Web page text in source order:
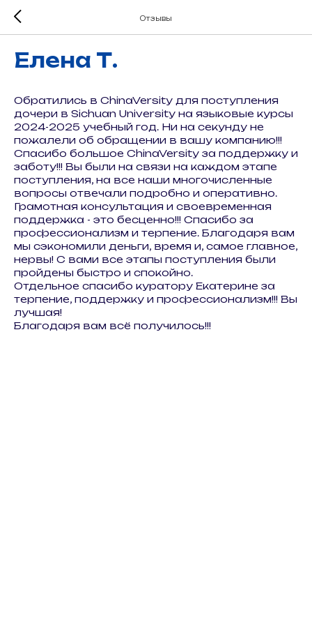
Отзывы
Елена Т.
Обратились в ChinaVersity для поступления
дочери в Sichuan University на языковые курсы
2024-2025 учебный год. Ни на секунду не
пожалели об обращении в вашу компанию!!!
Спасибо большое ChinaVersity за поддержку и
заботу!!! Вы были на связи на каждом этапе
поступления, на все наши многочисленные
вопросы отвечали подробно и оперативно.
Грамотная консультация и своевременная
поддержка - это бесценно!!! Спасибо за
профессионализм и терпение. Благодаря вам
мы сэкономили деньги, время и, самое главное,
нервы! С вами все этапы поступления были
пройдены быстро и спокойно.
Отдельное спасибо куратору Екатерине за
терпение, поддержку и профессионализм!!! Вы
лучшая!
Благодаря вам всё получилось!!!